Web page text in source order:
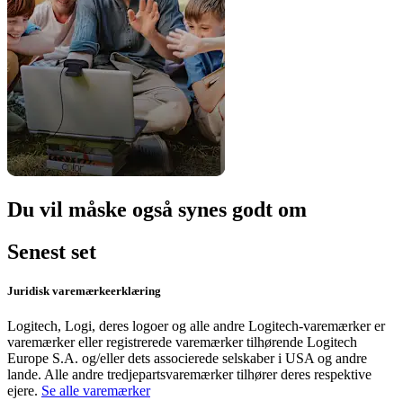
Du vil måske også synes godt om
Senest set
Juridisk varemærkeerklæring
Logitech, Logi, deres logoer og alle andre Logitech-varemærker er
varemærker eller registrerede varemærker tilhørende Logitech
Europe S.A. og/eller dets associerede selskaber i USA og andre
lande. Alle andre tredjepartsvaremærker tilhører deres respektive
ejere. Se alle varemærker